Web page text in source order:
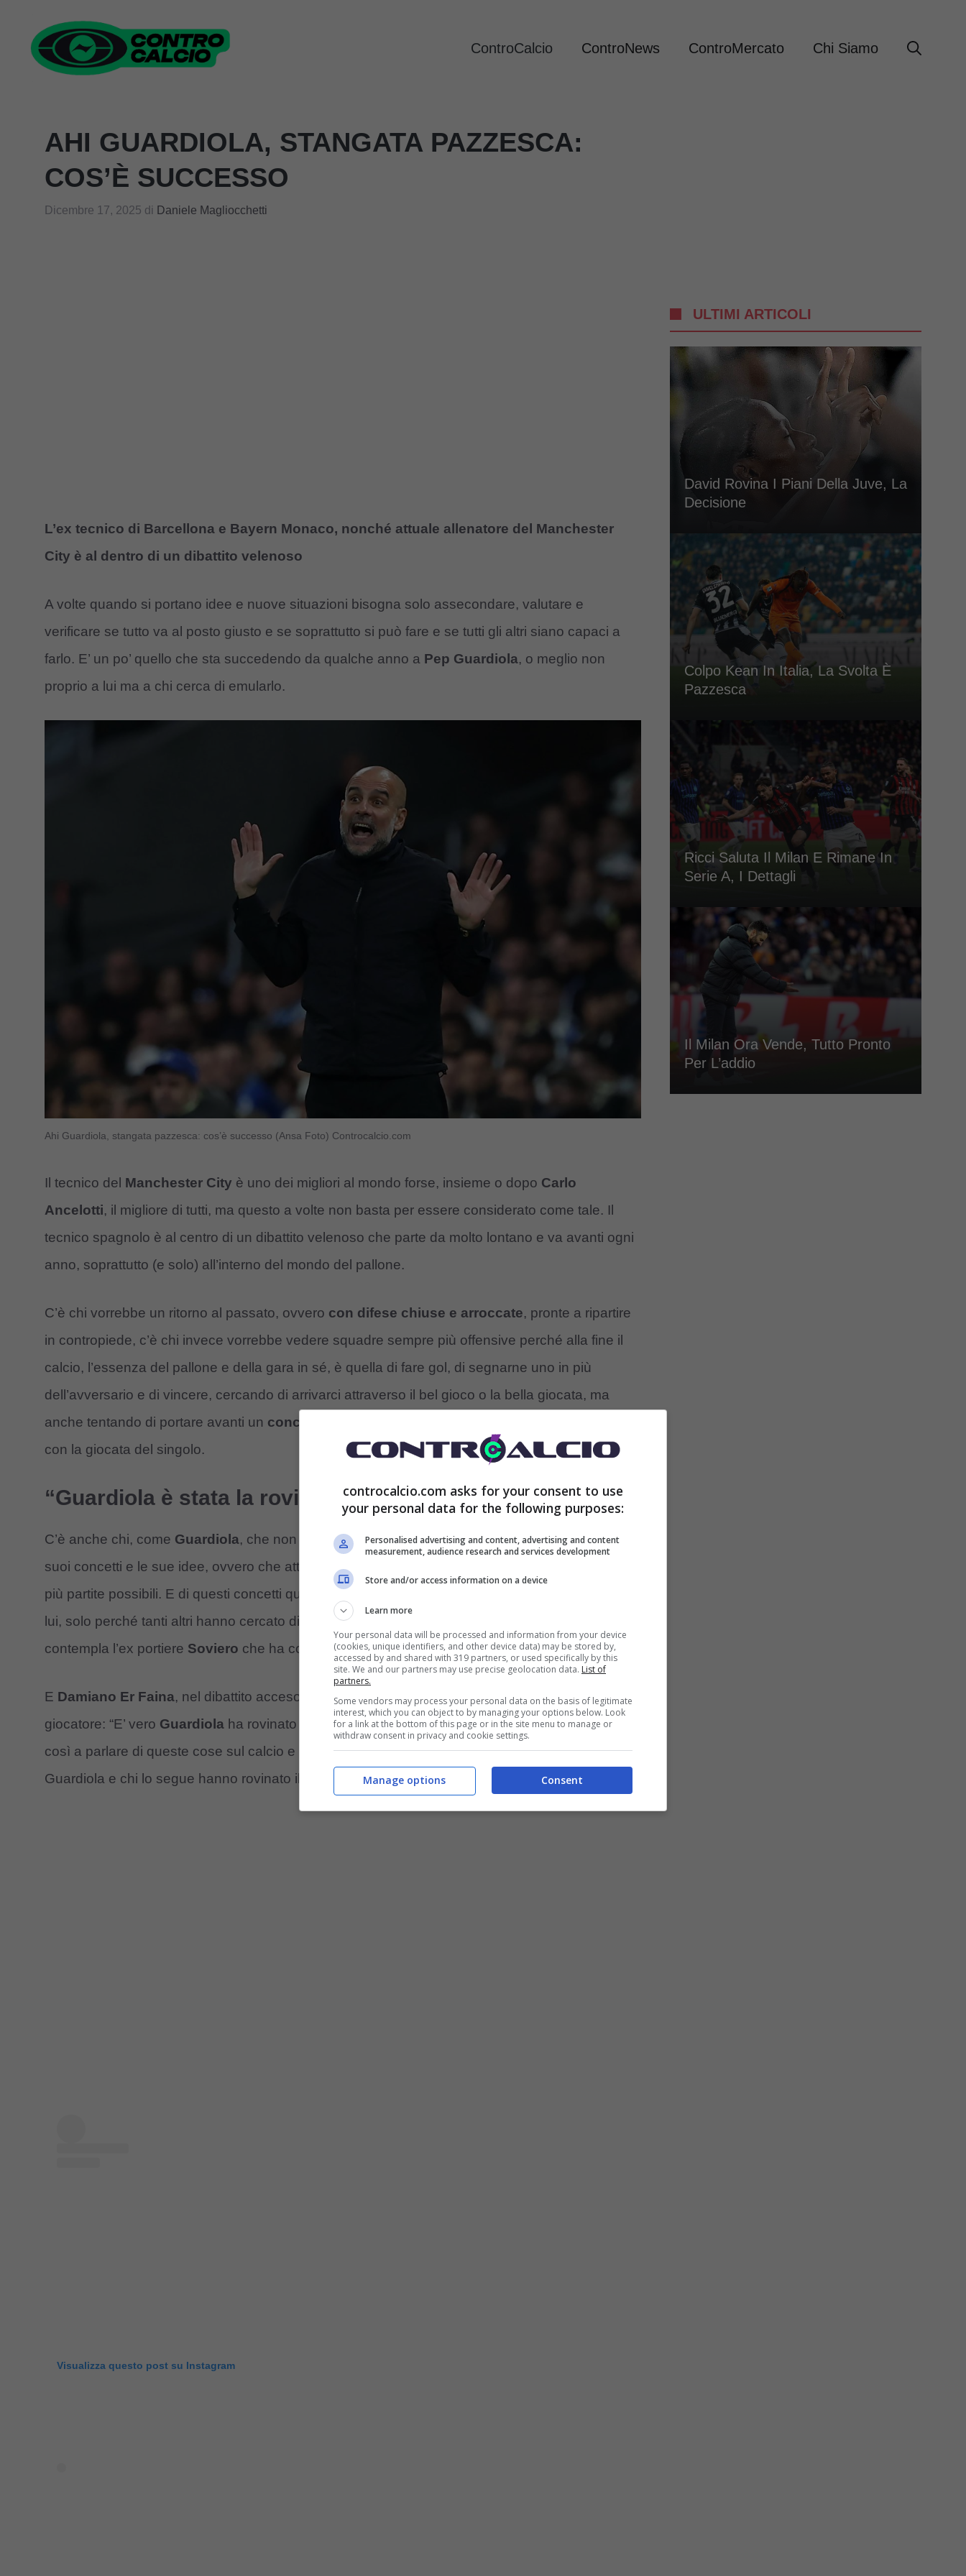
contenuto
ControCalcio ControNews ControMercato Chi Siamo
AHI GUARDIOLA, STANGATA PAZZESCA:
COS’È SUCCESSO
Dicembre 17, 2025 di Daniele Magliocchetti
L’ex tecnico di Barcellona e Bayern Monaco, nonché attuale allenatore del Manchester
City è al dentro di un dibattito velenoso
A volte quando si portano idee e nuove situazioni bisogna solo assecondare, valutare e
verificare se tutto va al posto giusto e se soprattutto si può fare e se tutti gli altri siano capaci a
farlo. E’ un po’ quello che sta succedendo da qualche anno a Pep Guardiola, o meglio non
proprio a lui ma a chi cerca di emularlo.
Ahi Guardiola, stangata pazzesca: cos’è successo (Ansa Foto) Controcalcio.com
Il tecnico del Manchester City è uno dei migliori al mondo forse, insieme o dopo Carlo
Ancelotti, il migliore di tutti, ma questo a volte non basta per essere considerato come tale. Il
tecnico spagnolo è al centro di un dibattito velenoso che parte da molto lontano e va avanti ogni
anno, soprattutto (e solo) all’interno del mondo del pallone.
C’è chi vorrebbe un ritorno al passato, ovvero con difese chiuse e arroccate, pronte a ripartire
in contropiede, c’è chi invece vorrebbe vedere squadre sempre più offensive perché alla fine il
calcio, l’essenza del pallone e della gara in sé, è quella di fare gol, di segnarne uno in più
dell’avversario e di vincere, cercando di arrivarci attraverso il bel gioco o la bella giocata, ma
anche tentando di portare avanti un concetto di squadra
con la giocata del singolo.
“Guardiola è stata la rovina del calcio”
C’è anche chi, come Guardiola, che non è vero che odia le giocate, solo tenta di portare avanti i
suoi concetti e le sue idee, ovvero che attraverso il gioco totale dei giocatori si possono vincere
più partite possibili. E di questi concetti quasi se ne faccia una religione, ma non perché lo vuole
lui, solo perché tanti altri hanno cercato di emularlo. Ed
contempla l’ex portiere Soviero che ha condannato il tecnico spagnolo di aver rovinato tutto.
E Damiano Er Faina, nel dibattito acceso che c’è stato aControcalcio, ha dato ragione all’ex
giocatore: “E’ vero Guardiola ha rovinato il calcio, ha ragione da vendere Soviero se noi siamo
così a parlare di queste cose sul calcio e ragioniamo in questi termini, allora è vero che
Guardiola e chi lo segue hanno rovinato il calcio”.
Visualizza questo post su Instagram
ULTIMI ARTICOLI
David Rovina I Piani Della Juve, La
Decisione
Colpo Kean In Italia, La Svolta È
Pazzesca
Ricci Saluta Il Milan E Rimane In
Serie A, I Dettagli
Il Milan Ora Vende, Tutto Pronto
Per L’addio
controcalcio.com asks for your consent to use
your personal data for the following purposes:
Personalised advertising and content, advertising and content
measurement, audience research and services development
Store and/or access information on a device
Learn more
Your personal data will be processed and information from your device
(cookies, unique identifiers, and other device data) may be stored by,
accessed by and shared with 319 partners, or used specifically by this
site. We and our partners may use precise geolocation data. List of
partners.
Some vendors may process your personal data on the basis of legitimate
interest, which you can object to by managing your options below. Look
for a link at the bottom of this page or in the site menu to manage or
withdraw consent in privacy and cookie settings.
Consent
Manage options